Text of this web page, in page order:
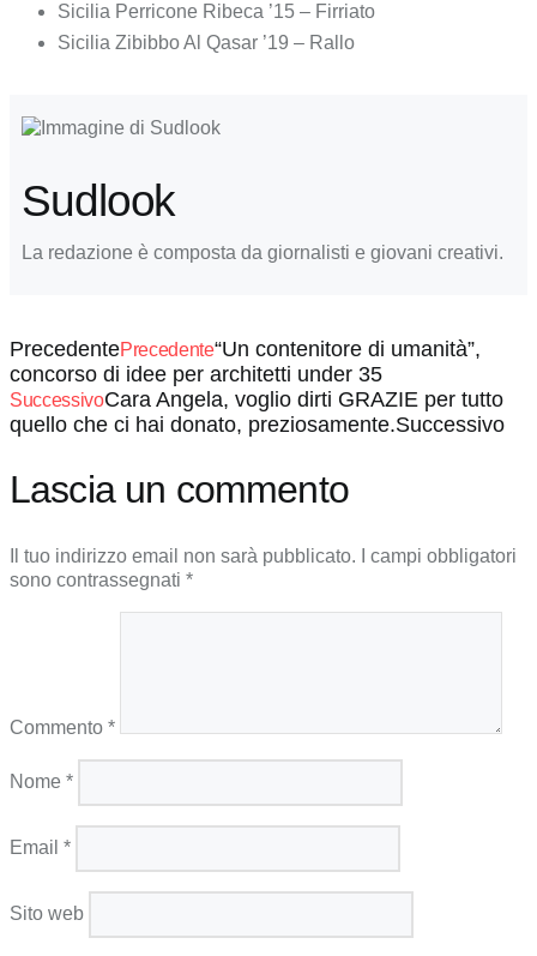
Sicilia Perricone Ribeca ’15 – Firriato
Sicilia Zibibbo Al Qasar ’19 – Rallo
Sudlook
La redazione è composta da giornalisti e giovani creativi.
PrecedentePrecedente“Un contenitore di umanità”,
concorso di idee per architetti under 35
SuccessivoCara Angela, voglio dirti GRAZIE per tutto
quello che ci hai donato, preziosamente.Successivo
Lascia un commento
Il tuo indirizzo email non sarà pubblicato.
I campi obbligatori
sono contrassegnati *
Commento *
Nome *
Email *
Sito web